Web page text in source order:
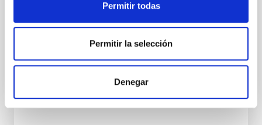
Permitir todas
Permitir la selección
Denegar
En ejecución